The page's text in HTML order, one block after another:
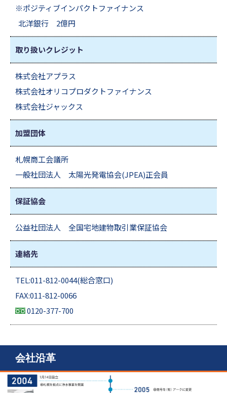
※ポジティブインパクトファイナンス
北洋銀行 2億円
取り扱いクレジット
株式会社アプラス
株式会社オリコプロダクトファイナンス
株式会社ジャックス
加盟団体
札幌商工会議所
一般社団法人 太陽光発電協会(JPEA)正会員
保証協会
公益社団法人 全国宅地建物取引業保証協会
連絡先
TEL:011-812-0044(総合窓口)
FAX:011-812-0066
0120-377-700
会社沿革